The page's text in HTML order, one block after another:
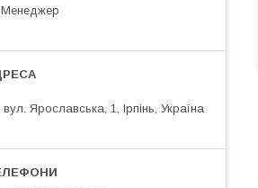
Менеджер
вул. Ярославська, 1, Ірпінь, Україна